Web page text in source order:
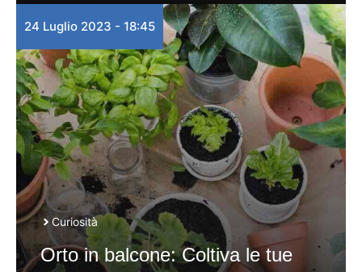
24 Luglio 2023 - 18:45
Curiosità
Orto in balcone: Coltiva le tue